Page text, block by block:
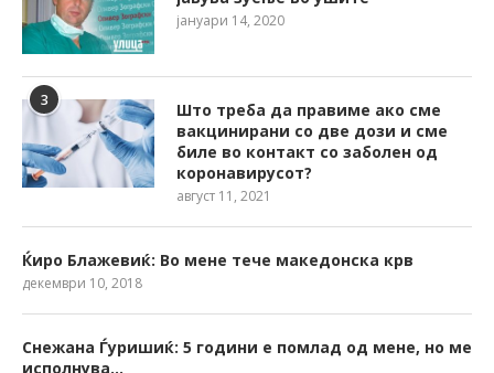
јануари 14, 2020
3
Што треба да правиме ако сме
вакцинирани со две дози и сме
биле во контакт со заболен од
коронавирусот?
август 11, 2021
Ќиро Блажевиќ: Во мене тече македонска крв
декември 10, 2018
Снежана Ѓуришиќ: 5 години е помлад од мене, но ме
исполнува…